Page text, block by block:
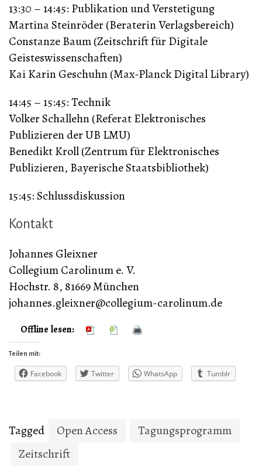
13:30 – 14:45: Publikation und Verstetigung
Martina Steinröder (Beraterin Verlagsbereich)
Constanze Baum (Zeitschrift für Digitale
Geisteswissenschaften)
Kai Karin Geschuhn (Max-Planck Digital Library)
14:45 – 15:45: Technik
Volker Schallehn (Referat Elektronisches
Publizieren der UB LMU)
Benedikt Kroll (Zentrum für Elektronisches
Publizieren, Bayerische Staatsbibliothek)
15:45: Schlussdiskussion
Kontakt
Johannes Gleixner
Collegium Carolinum e. V.
Hochstr. 8, 81669 München
johannes.gleixner@collegium-carolinum.de
Offline lesen:
Teilen mit:
Facebook Twitter WhatsApp Tumblr
Tagged Open Access
Tagungsprogramm
Zeitschrift